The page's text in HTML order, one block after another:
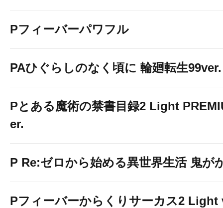
Pフィーバーパワフル
PAひぐらしのなく頃に 輪廻転生99ver.
Pとある魔術の禁書目録2 Light
er.
P Re:ゼロから始める異世界生活 鬼が
Pフィーバーからくりサーカス2 Light